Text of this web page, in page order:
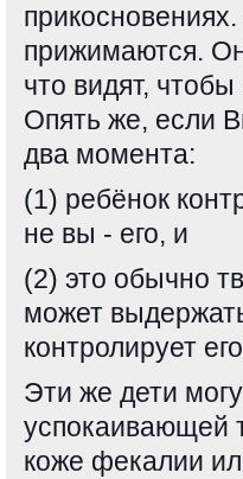
прижимаются.
что видят,
Опять же, если
два момента:
(1) ребёнок
не вы - его, и
(2) это обычно
может
контролирует
Эти же дети
успокаивающей
коже фекалии